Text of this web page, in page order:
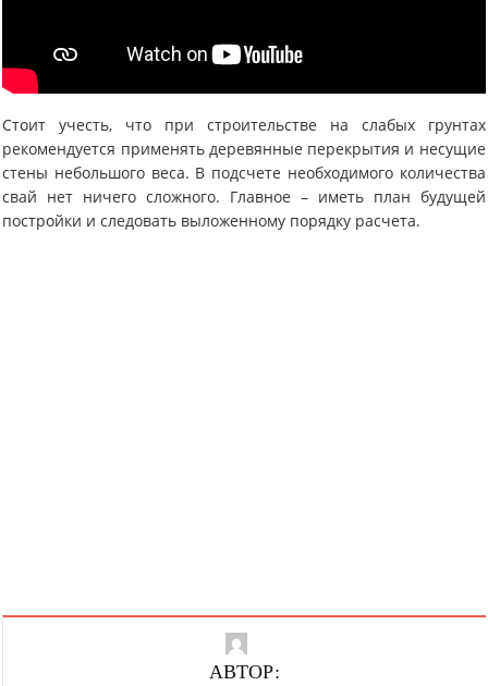
Стоит учесть, что при строительстве на слабых грунтах
рекомендуется применять деревянные перекрытия и несущие
стены небольшого веса. В подсчете необходимого количества
свай нет ничего сложного. Главное – иметь план будущей
постройки и следовать выложенному порядку расчета.
АВТОР: